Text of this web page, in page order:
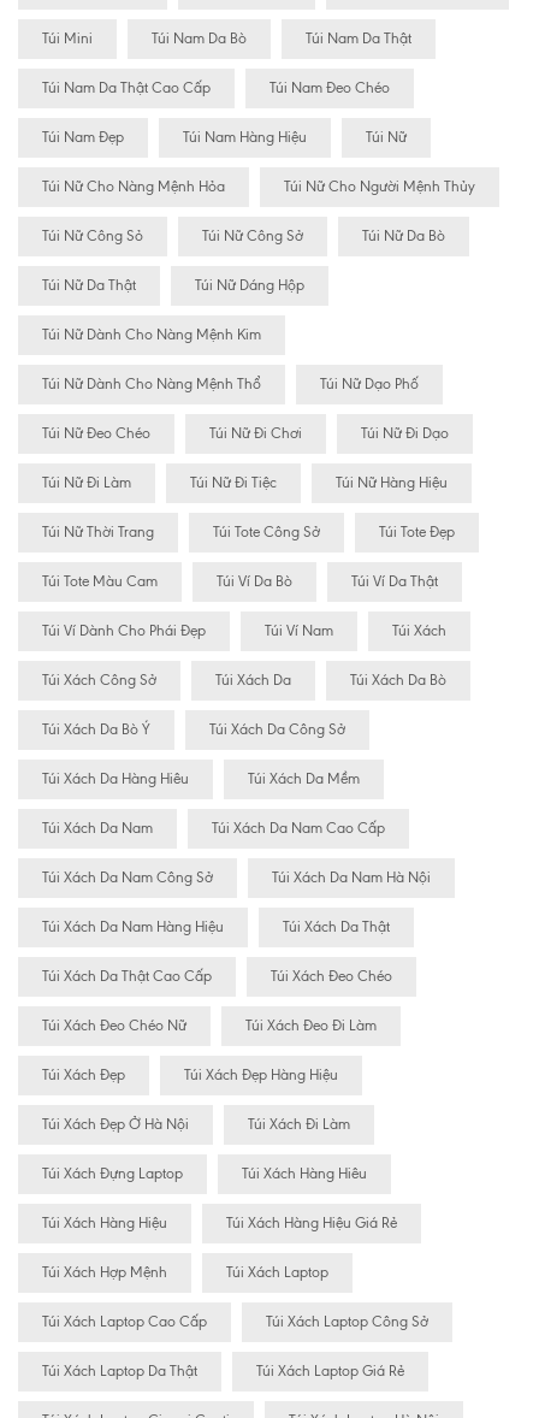
Túi Mini Túi Nam Da Bò Túi Nam Da Thật
Túi Nam Da Thật Cao Cấp Túi Nam Đeo Chéo
Túi Nam Đẹp Túi Nam Hàng Hiệu Túi Nữ
Túi Nữ Cho Nàng Mệnh Hỏa Túi Nữ Cho Người Mệnh Thủy
Túi Nữ Công Sỏ Túi Nữ Công Sở Túi Nữ Da Bò
Túi Nữ Da Thật Túi Nữ Dáng Hộp
Túi Nữ Dành Cho Nàng Mệnh Kim
Túi Nữ Dành Cho Nàng Mệnh Thổ Túi Nữ Dạo Phố
Túi Nữ Đeo Chéo Túi Nữ Đi Chơi Túi Nữ Đi Dạo
Túi Nữ Đi Làm Túi Nữ Đi Tiệc Túi Nữ Hàng Hiệu
Túi Nữ Thời Trang Túi Tote Công Sở Túi Tote Đẹp
Túi Tote Màu Cam Túi Ví Da Bò Túi Ví Da Thật
Túi Ví Dành Cho Phái Đẹp Túi Ví Nam Túi Xách
Túi Xách Công Sở Túi Xách Da Túi Xách Da Bò
Túi Xách Da Bò Ý Túi Xách Da Công Sở
Túi Xách Da Hàng Hiêu Túi Xách Da Mềm
Túi Xách Da Nam Túi Xách Da Nam Cao Cấp
Túi Xách Da Nam Công Sở Túi Xách Da Nam Hà Nội
Túi Xách Da Nam Hàng Hiệu Túi Xách Da Thật
Túi Xách Da Thật Cao Cấp Túi Xách Đeo Chéo
Túi Xách Đeo Chéo Nữ Túi Xách Đeo Đi Làm
Túi Xách Đẹp Túi Xách Đẹp Hàng Hiệu
Túi Xách Đẹp Ở Hà Nội Túi Xách Đi Làm
Túi Xách Đựng Laptop Túi Xách Hàng Hiêu
Túi Xách Hàng Hiệu Túi Xách Hàng Hiệu Giá Rẻ
Túi Xách Hợp Mệnh Túi Xách Laptop
Túi Xách Laptop Cao Cấp Túi Xách Laptop Công Sở
Túi Xách Laptop Da Thật Túi Xách Laptop Giá Rẻ